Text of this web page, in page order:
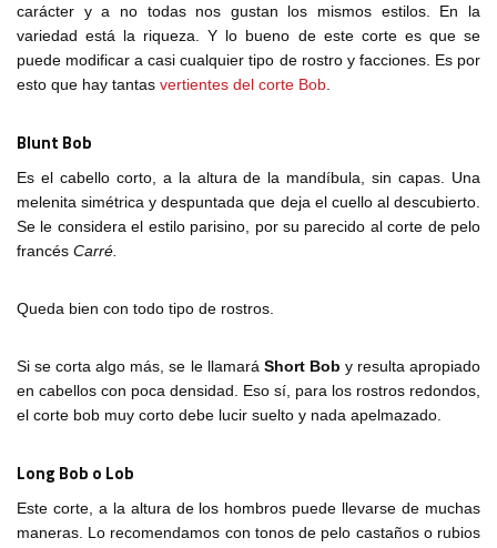
carácter y a no todas nos gustan los mismos estilos. En la
variedad está la riqueza. Y lo bueno de este corte es que se
puede modificar a casi cualquier tipo de rostro y facciones. Es por
esto que hay tantas vertientes del corte Bob
Blunt Bob
Es el cabello corto, a la altura de la mandíbula, sin capas. Una
melenita simétrica y despuntada que deja el cuello al descubierto.
Se le considera el estilo parisino, por su parecido al corte de pelo
francés Carré.
Queda bien con todo tipo de rostros.
Si se corta algo más, se le llamará Short Bob y resulta apropiado
en cabellos con poca densidad. Eso sí, para los rostros redondos,
el corte bob muy corto debe lucir suelto y nada apelmazado.
Long Bob o Lob
Este corte, a la altura de los hombros puede llevarse de muchas
maneras. Lo recomendamos con tonos de pelo castaños o rubios